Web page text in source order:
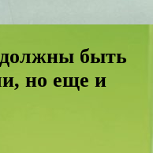
быть
но еще и